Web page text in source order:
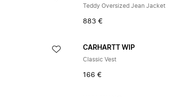
Teddy Oversized Jean Jacket
883 €
CARHARTT WIP
Classic Vest
166 €